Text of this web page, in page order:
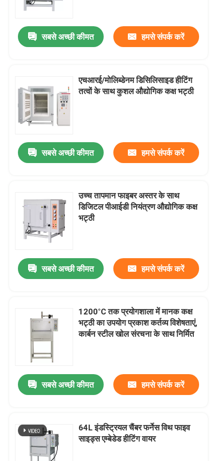
सबसे अच्छी कीमत हमसे संपर्क करें
एचआरई/मोलिब्डेनम डिसिलिसाइड हीटिंग
तत्वों के साथ कुशल औद्योगिक कक्ष भट्ठी
सबसे अच्छी कीमत हमसे संपर्क करें
उच्च तापमान फाइबर अस्तर के साथ
डिजिटल पीआईडी नियंत्रण औद्योगिक कक्ष
भट्ठी
सबसे अच्छी कीमत हमसे संपर्क करें
1200°C तक प्रयोगशाला में मानक कक्ष
भट्ठी का उपयोग प्रकाश कर्तव्य विशेषताएं,
कार्बन स्टील खोल संरचना के साथ निर्मित
सबसे अच्छी कीमत हमसे संपर्क करें
64L इंडस्ट्रियल चैंबर फर्नेस विथ फाइव
साइड्स एम्बेडेड हीटिंग वायर